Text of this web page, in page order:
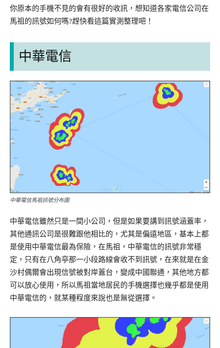
你原本的手機不見的會有很好的收訊，想知道各家電信公司在
馬祖的訊號如何嗎?趕快看這篇實測整理吧！
中華電信
中華電信馬祖訊號分布圖
中華電信雖然只是一間小公司，但是如果要講到訊號涵蓋率，
其他通訊公司是很難跟他相比的，尤其是偏遠地區，基本上都
是使用中華電信最為保險，在馬祖，中華電信的訊號非常穩
定，只有在八角亭那一小段路線會收不到訊號，在來就是在金
沙村偶爾會出現信號被對岸蓋台，變成中國聯通，其他地方都
可以放心使用，所以馬祖當地居民的手機選擇也幾乎都是使用
中華電信的，就某種程度來說也是無從選擇。